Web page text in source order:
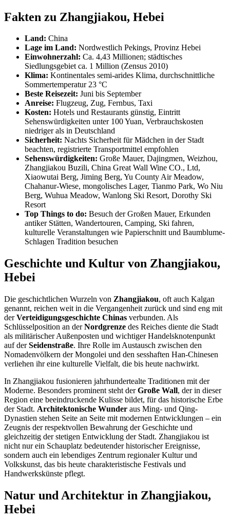
Fakten zu Zhangjiakou, Hebei
Land: China
Lage im Land: Nordwestlich Pekings, Provinz Hebei
Einwohnerzahl: Ca. 4,43 Millionen; städtisches
Siedlungsgebiet ca. 1 Million (Zensus 2010)
Klima: Kontinentales semi-arides Klima, durchschnittliche
Sommertemperatur 23 °C
Beste Reisezeit: Juni bis September
Anreise: Flugzeug, Zug, Fernbus, Taxi
Kosten: Hotels und Restaurants günstig, Eintritt
Sehenswürdigkeiten unter 100 Yuan, Verbrauchskosten
niedriger als in Deutschland
Sicherheit: Nachts Sicherheit für Mädchen in der Stadt
beachten, registrierte Transportmittel empfohlen
Sehenswürdigkeiten: Große Mauer, Dajingmen, Weizhou,
Zhangjiakou Buzili, China Great Wall Wine CO., Ltd,
Xiaowutai Berg, Jiming Berg, Yu County Air Meadow,
Chahanur-Wiese, mongolisches Lager, Tianmo Park, Wo Niu
Berg, Wuhua Meadow, Wanlong Ski Resort, Dorothy Ski
Resort
Top Things to do: Besuch der Großen Mauer, Erkunden
antiker Stätten, Wandertouren, Camping, Ski fahren,
kulturelle Veranstaltungen wie Papierschnitt und Baumblume-
Schlagen Tradition besuchen
Geschichte und Kultur von Zhangjiakou,
Hebei
Die geschichtlichen Wurzeln von Zhangjiakou, oft auch Kalgan
genannt, reichen weit in die Vergangenheit zurück und sind eng mit
derVerteidigungsgeschichte Chinas verbunden. Als
Schlüsselposition an derNordgrenze des Reiches diente die Stadt
als militärischer Außenposten und wichtiger Handelsknotenpunkt
auf derSeidenstraße. Ihre Rolle im Austausch zwischen den
Nomadenvölkern der Mongolei und den sesshaften Han-Chinesen
verliehen ihr eine kulturelle Vielfalt, die bis heute nachwirkt.
In Zhangjiakou fusionieren jahrhundertealte Traditionen mit der
Moderne. Besonders prominent steht derGroße Wall, der in dieser
Region eine beeindruckende Kulisse bildet, für das historische Erbe
der Stadt. Architektonische Wunder aus Ming- und Qing-
Dynastien stehen Seite an Seite mit modernen Entwicklungen – ein
Zeugnis der respektvollen Bewahrung der Geschichte und
gleichzeitig der stetigen Entwicklung der Stadt. Zhangjiakou ist
nicht nur ein Schauplatz bedeutender historischer Ereignisse,
sondern auch ein lebendiges Zentrum regionaler Kultur und
Volkskunst, das bis heute charakteristische Festivals und
Handwerkskünste pflegt.
Natur und Architektur in Zhangjiakou,
Hebei